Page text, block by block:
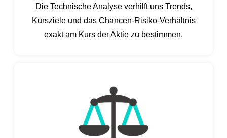
Die Technische Analyse verhilft uns Trends,
Kursziele und das Chancen-Risiko-Verhältnis
exakt am Kurs der Aktie zu bestimmen.